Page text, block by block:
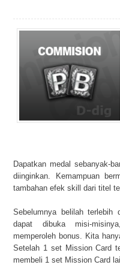
Dapatkan medal sebanyak-
diinginkan. Kemampuan
tambahan efek skill dari titel
Sebelumnya belilah
dapat dibuka misi-
memperoleh bonus. Kita
Setelah 1 set Mission Card
membeli 1 set Mission Card